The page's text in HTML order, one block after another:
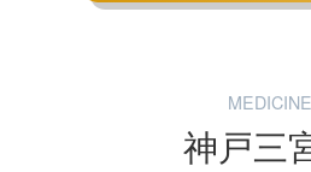
MEDICINE
神戸三